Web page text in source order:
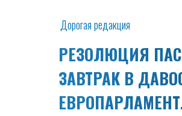
Дорогая редакция
РЕЗОЛЮЦИЯ
ЗАВТРАК В